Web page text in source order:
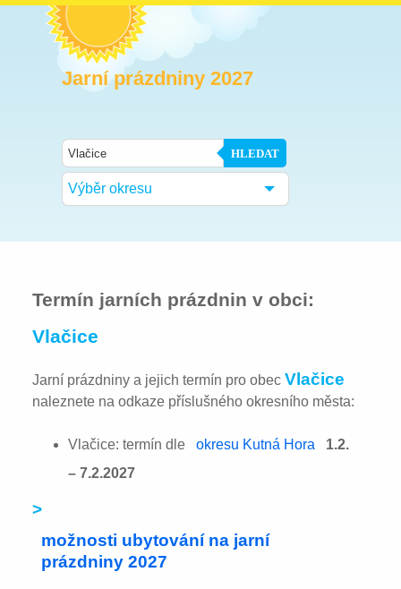
Jarní prázdniny 2027
HLEDAT
Výběr okresu
Termín jarních prázdnin v obci:
Vlačice
Jarní prázdniny a jejich termín pro obecVlačice
naleznete na odkaze příslušného okresního města:
Vlačice: termín dle okresu Kutná Hora
1.2.
– 7.2.2027
>
možnosti ubytování na jarní
prázdniny 2027